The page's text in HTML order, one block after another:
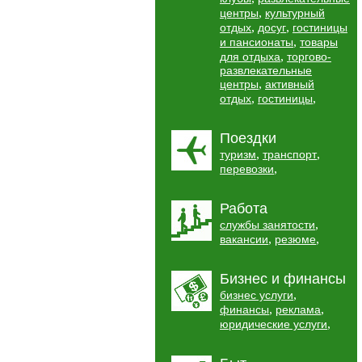
центры, культурный
отдых, досуг, гостиницы
и пансионаты, товары
для отдыха, торгово-
развлекательные
центры, активный
отдых, гостиницы,
Поездки
туризм, транспорт,
перевозки,
Работа
службы занятости,
вакансии, резюме,
Бизнес и финансы
бизнес услуги,
финансы, реклама,
юридические услуги,